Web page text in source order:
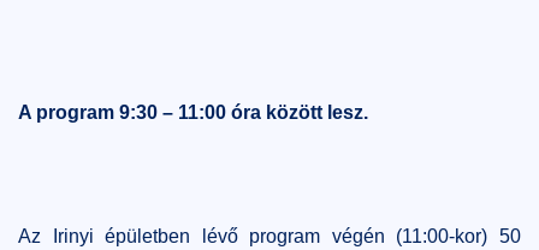
A program 9:30 – 11:00 óra között lesz.
Az Irinyi épületben lévő program végén (11:00-kor) 50